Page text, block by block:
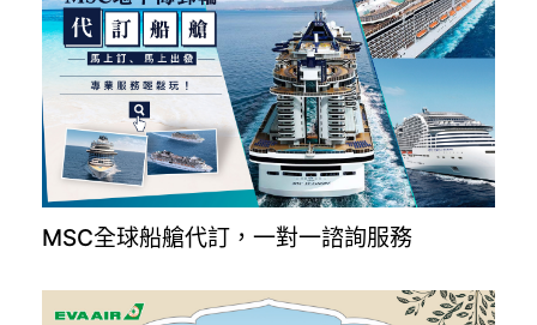
MSC全球船艙代訂，一對一諮詢服務